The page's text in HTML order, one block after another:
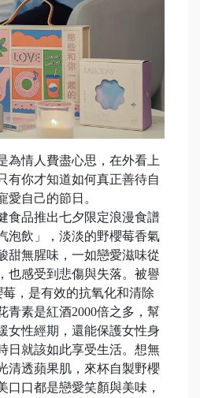
情人費盡心思，在外看上
有你才知道如何真正善待自
愛自己的節日。
食品推出七夕限定浪漫食譜
泡飲」，淡淡的野櫻莓香氣
甜無腥味，一如戀愛滋味從
也感受到悲傷與失落。被譽
，是有效的抗氧化和清除
青素是紅酒2000倍之多，幫
女性經期，還能保護女性身
日就該如此享受生活。想無
清透蘋果肌，來杯自製野櫻
口口都是戀愛笑顏與美味，